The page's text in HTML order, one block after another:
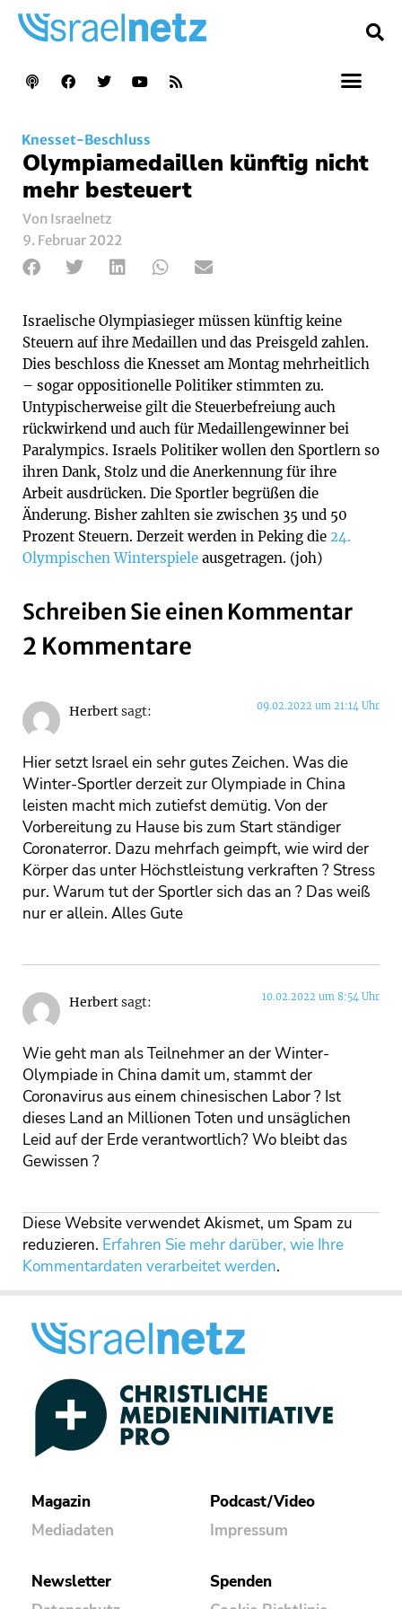
Knesset-Beschluss
Olympiamedaillen künftig nicht
mehr besteuert
Von Israelnetz
9. Februar 2022
Israelische Olympiasieger müssen künftig keine
Steuern auf ihre Medaillen und das Preisgeld zahlen.
Dies beschloss die Knesset am Montag mehrheitlich
– sogar oppositionelle Politiker stimmten zu.
Untypischerweise gilt die Steuerbefreiung auch
rückwirkend und auch für Medaillengewinner bei
Paralympics. Israels Politiker wollen den Sportlern so
ihren Dank, Stolz und die Anerkennung für ihre
Arbeit ausdrücken. Die Sportler begrüßen die
Änderung. Bisher zahlten sie zwischen 35 und 50
Prozent Steuern. Derzeit werden in Peking die 24.
Olympischen Winterspiele ausgetragen. (joh)
Schreiben Sie einen Kommentar
2 Kommentare
Herbertsagt: 09.02.2022 um 21:14 Uhr
Hier setzt Israel ein sehr gutes Zeichen. Was die
Winter-Sportler derzeit zur Olympiade in China
leisten macht mich zutiefst demütig. Von der
Vorbereitung zu Hause bis zum Start ständiger
Coronaterror. Dazu mehrfach geimpft, wie wird der
Körper das unter Höchstleistung verkraften ? Stress
pur. Warum tut der Sportler sich das an ? Das weiß
nur er allein. Alles Gute
Herbertsagt: 10.02.2022 um 8:54 Uhr
Wie geht man als Teilnehmer an der Winter-
Olympiade in China damit um, stammt der
Coronavirus aus einem chinesischen Labor ? Ist
dieses Land an Millionen Toten und unsäglichen
Leid auf der Erde verantwortlich? Wo bleibt das
Gewissen ?
Diese Website verwendet Akismet, um Spam zu
reduzieren. Erfahren Sie mehr darüber, wie Ihre
Kommentardaten verarbeitet werden.
Magazin
Mediadaten
Podcast/Video
Impressum
Newsletter
Spenden